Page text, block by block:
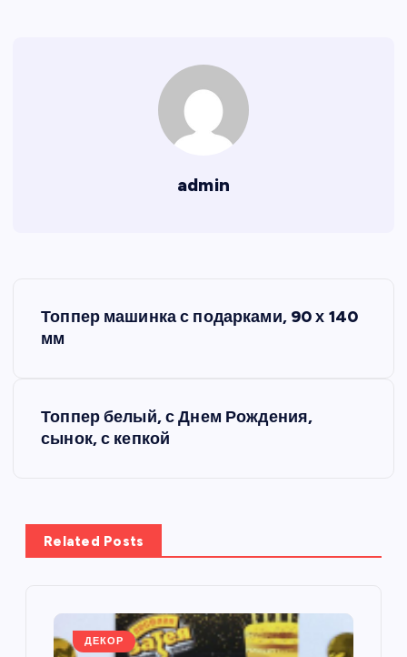
admin
а
ц
Топпер машинка с подарками, 90 х 140
мм
Топпер белый, с Днем Рождения,
сынок, с кепкой
Related Posts
ДЕКОР